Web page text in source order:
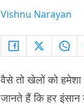
Vishnu Narayan
वैसे तो खेलों को
जानते हैं कि हर